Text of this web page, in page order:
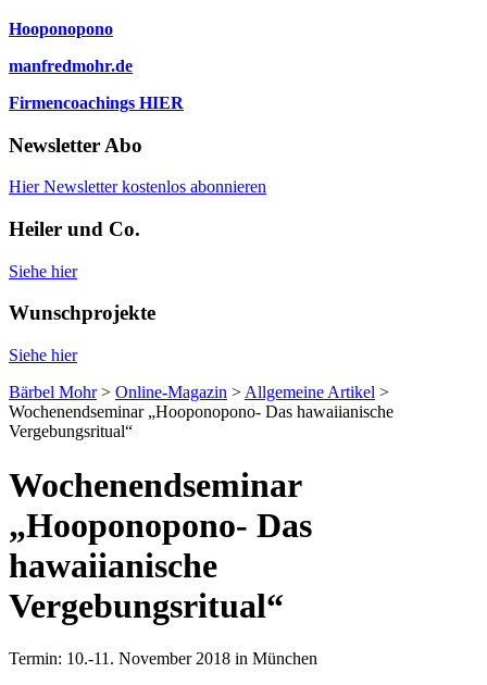
Hooponopono
manfredmohr.de
Firmencoachings HIER
Newsletter Abo
Hier Newsletter kostenlos abonnieren
Heiler und Co.
Siehe hier
Wunschprojekte
Siehe hier
Bärbel Mohr> Online-Magazin > Allgemeine Artikel >
Wochenendseminar „Hooponopono- Das hawaiianische
Vergebungsritual“
Wochenendseminar
„Hooponopono- Das
hawaiianische
Vergebungsritual“
Termin: 10.-11. November 2018 in München